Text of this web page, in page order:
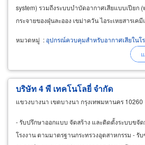
system) รวมถีงระบบบำบัดอากาศเสียแบบเปียก
กระจายของฝุ่นละออง เขม่าควัน ไอระเหยสารเค
หมวดหมู่ : อุปกรณ์ควบคุมสำหรับอากาศเสียในโ
บริษัท 4 พี เทคโนโลยี่ จำกัด
แขวงบางนา เขตบางนา กรุงเทพมหานคร 10260
- รับปรึกษาออกแบบ จัดสร้าง และติดตั้งระบบขจั
โรงงาน ตามมาตรฐานกระทรวงอุตสาหกรรม - รั